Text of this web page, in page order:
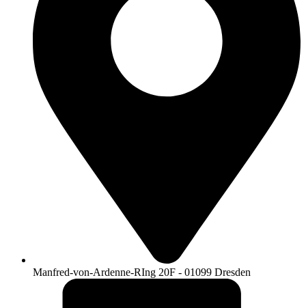
Manfred-von-Ardenne-RIng 20F - 01099 Dresden